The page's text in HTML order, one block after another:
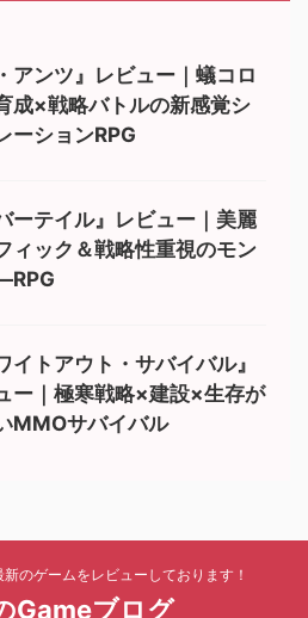
アンツ』レビュー｜蟻コロ
成×戦略バトルの新感覚シ
ーションRPG
ーテイル』レビュー｜美麗
ィック＆戦略性重視のモン
イトアウト・サバイバル』
ー｜極寒戦略×建設×生存が
MMOサバイバル
のゲームをレビューしております！
Gameブログ